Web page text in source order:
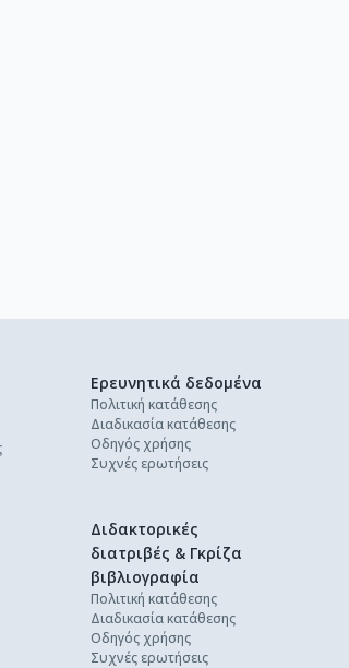
Ερευνητικά δεδομένα
Πολιτική κατάθεσης
Διαδικασία κατάθεσης
Οδηγός χρήσης
Συχνές ερωτήσεις
Διδακτορικές
διατριβές & Γκρίζα
βιβλιογραφία
Πολιτική κατάθεσης
Διαδικασία κατάθεσης
Οδηγός χρήσης
Συχνές ερωτήσεις